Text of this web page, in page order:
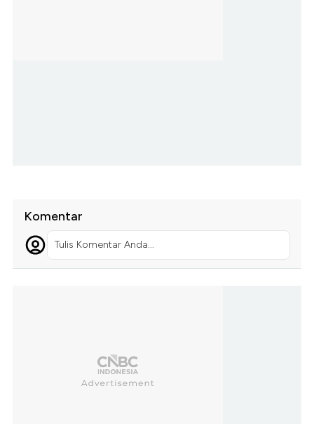
Komentar
Tulis Komentar Anda...